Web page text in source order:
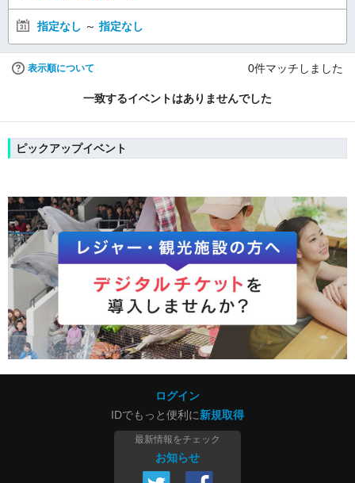
指定なし ～ 指定なし
表示順について 0件マッチしました
一致するイベントはありませんでした
ピックアップイベント
ログイン
IDでもっと便利に新規取得
最新情報をチェック
お知らせ